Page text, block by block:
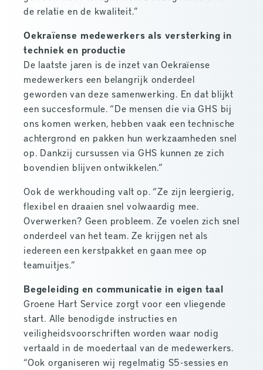
de relatie en de kwaliteit.”
Oekraïense medewerkers als versterking in
techniek en productie
De laatste jaren is de inzet van Oekraïense
medewerkers een belangrijk onderdeel
geworden van deze samenwerking. En dat blijkt
een succesformule. “De mensen die via GHS bij
ons komen werken, hebben vaak een technische
achtergrond en pakken hun werkzaamheden snel
op. Dankzij cursussen via GHS kunnen ze zich
bovendien blijven ontwikkelen.”
Ook de werkhouding valt op. “Ze zijn leergierig,
flexibel en draaien snel volwaardig mee.
Overwerken? Geen probleem. Ze voelen zich snel
onderdeel van het team. Ze krijgen net als
iedereen een kerstpakket en gaan mee op
teamuitjes.”
Begeleiding en communicatie in eigen taal
Groene Hart Service zorgt voor een vliegende
start. Alle benodigde instructies en
veiligheidsvoorschriften worden waar nodig
vertaald in de moedertaal van de medewerkers.
“Ook organiseren wij regelmatig S5-sessies en